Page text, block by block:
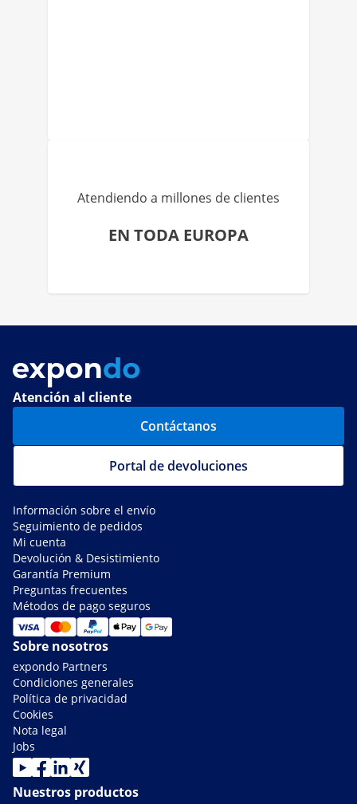
Atendiendo a millones de clientes
EN TODA EUROPA
Atención al cliente
Contáctanos
Portal de devoluciones
Información sobre el envío
Seguimiento de pedidos
Mi cuenta
Devolución & Desistimiento
Garantía Premium
Preguntas frecuentes
Métodos de pago seguros
Sobre nosotros
expondo Partners
Condiciones generales
Política de privacidad
Cookies
Nota legal
Jobs
Nuestros productos